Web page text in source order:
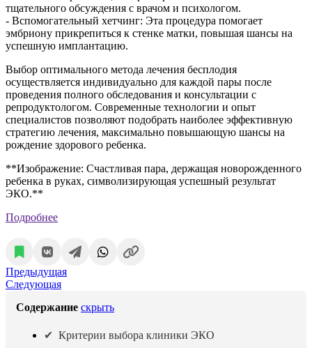
тщательного обсуждения с врачом и психологом.
- Вспомогательный хетчинг: Эта процедура помогает
эмбриону прикрепиться к стенке матки, повышая шансы на
успешную имплантацию.
Выбор оптимального метода лечения бесплодия
осуществляется индивидуально для каждой пары после
проведения полного обследования и консультации с
репродуктологом. Современные технологии и опыт
специалистов позволяют подобрать наиболее эффективную
стратегию лечения, максимально повышающую шансы на
рождение здорового ребенка.
**Изображение: Счастливая пара, держащая новорожденного
ребенка в руках, символизирующая успешный результат
ЭКО.**
Подробнее
Предыдущая
Следующая
Содержание скрыть
Критерии выбора клиники ЭКО